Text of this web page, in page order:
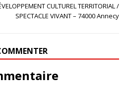
CULTUREL TERRITORIAL /
SPECTACLE VIVANT – 74000 Annecy